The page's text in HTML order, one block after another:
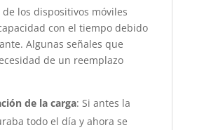
de los dispositivos móviles
con el tiempo debido
Algunas señales que
de un reemplazo
de la carga: Si antes la
todo el día y ahora se